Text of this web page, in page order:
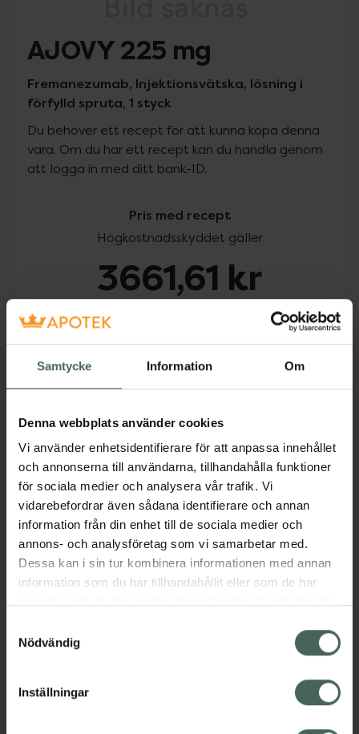
Samtycke Information Om
Denna webbplats använder cookies
Vi använder enhetsidentifierare för att anpassa innehållet
och annonserna till användarna, tillhandahålla funktioner
för sociala medier och analysera vår trafik. Vi
vidarebefordrar även sådana identifierare och annan
information från din enhet till de sociala medier och
annons- och analysföretag som vi samarbetar med.
Dessa kan i sin tur kombinera informationen med annan
information som du har tillhandahållit eller som de har
återkalla ditt samtycke via webbplatsens
cookieinställningar. Ett återkallat samtycke påverkar inte
lagligheten av behandling som skett innan återkallelsen.
Nödvändig
Inställningar
AJOVY 225 mg
Fremanezumab, Injektionsvätska, lösning i
förfylld spruta, 1 styck
Du behöver ett recept för att kunna köpa denna
vara. Om du har ett recept kan du handla genom
att logga in med ditt bank-ID.
Pris med recept
Högkostnadsskyddet gäller
3661,61 kr
Köp via ditt recept
Beskrivning Dölj
Läs alltid bipacksedeln innan
användning.
EAN:17331009005148
Visa